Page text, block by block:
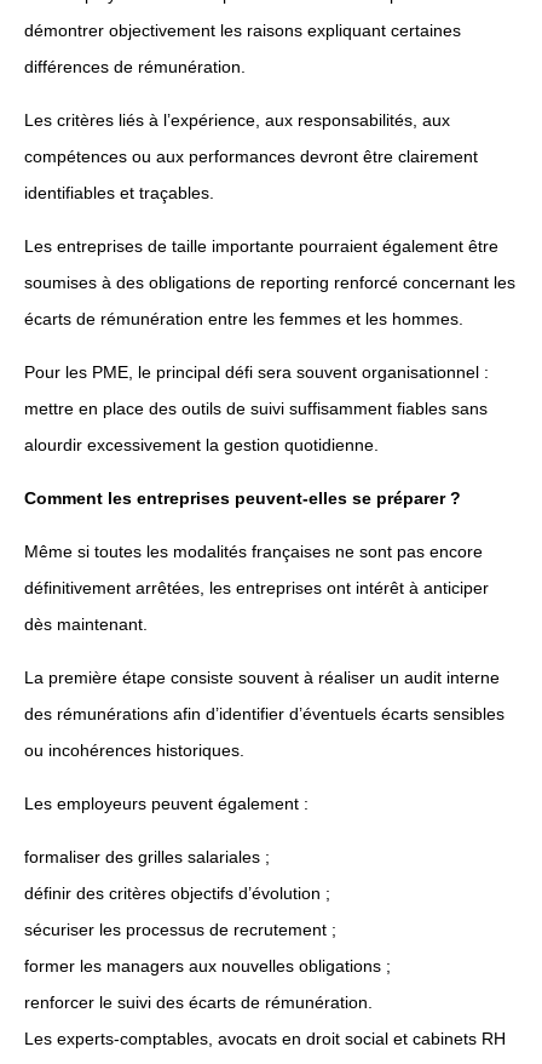
démontrer objectivement les raisons expliquant certaines
différences de rémunération.
Les critères liés à l’expérience, aux responsabilités, aux
compétences ou aux performances devront être clairement
identifiables et traçables.
Les entreprises de taille importante pourraient également être
soumises à des obligations de reporting renforcé concernant les
écarts de rémunération entre les femmes et les hommes.
Pour les PME, le principal défi sera souvent organisationnel :
mettre en place des outils de suivi suffisamment fiables sans
alourdir excessivement la gestion quotidienne.
Comment les entreprises peuvent-elles se préparer ?
Même si toutes les modalités françaises ne sont pas encore
définitivement arrêtées, les entreprises ont intérêt à anticiper
dès maintenant.
La première étape consiste souvent à réaliser un audit interne
des rémunérations afin d’identifier d’éventuels écarts sensibles
ou incohérences historiques.
Les employeurs peuvent également :
formaliser des grilles salariales ;
définir des critères objectifs d’évolution ;
sécuriser les processus de recrutement ;
former les managers aux nouvelles obligations ;
renforcer le suivi des écarts de rémunération.
Les experts-comptables, avocats en droit social et cabinets RH